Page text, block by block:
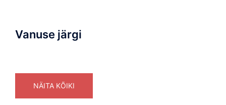
Vanuse järgi
NÄITA KÕIKI